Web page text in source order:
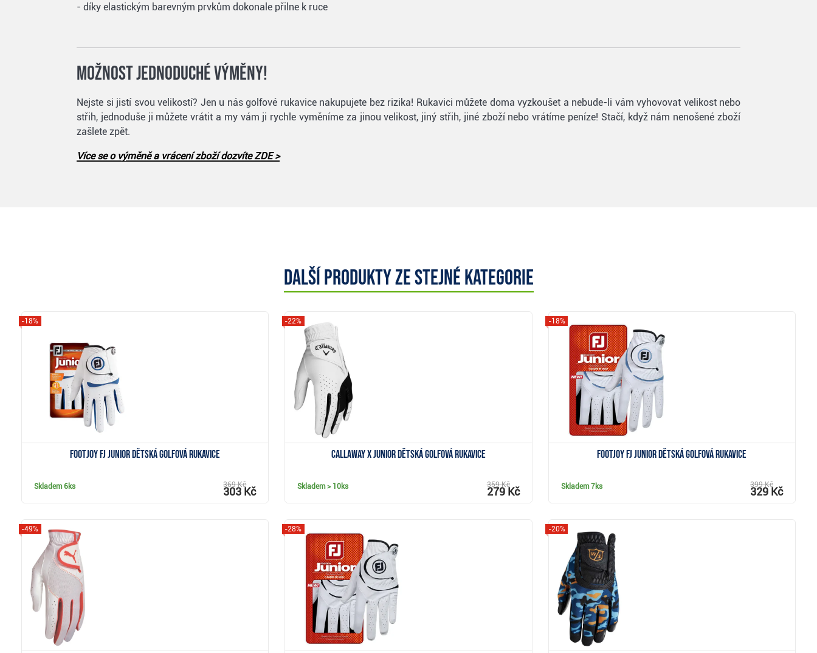
- díky elastickým barevným prvkům dokonale přilne k ruce
Možnost jednoduché výměny!
Nejste si jistí svou velikostí? Jen u nás golfové rukavice nakupujete bez rizika! Rukavici můžete doma vyzkoušet a nebude-li vám vyhovovat velikost nebo
střih, jednoduše ji můžete vrátit a my vám ji rychle vyměníme za jinou velikost, jiný střih, jiné zboží nebo vrátíme peníze! Stačí, když nám nenošené zboží
zašlete zpět.
Více se o výměně a vrácení zboží dozvíte ZDE >
Další produkty ze stejné kategorie
Footjoy FJ Junior dětská golfová rukavice
-18%
Skladem6ks 369 Kč
303 Kč
Callaway X Junior dětská golfová rukavice
-22%
Skladem> 10ks 359 Kč
279 Kč
FootJoy FJ Junior dětská golfová rukavice
-18%
Skladem7ks 399 Kč
329 Kč
Zobrazit
-49% -28%
Zobrazit
-20%